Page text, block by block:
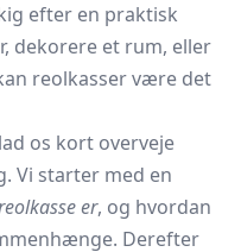
efter en praktisk
dekorere et rum, eller
reolkasser være det
os kort overveje
Vi starter med en
er, og hvordan
Derefter